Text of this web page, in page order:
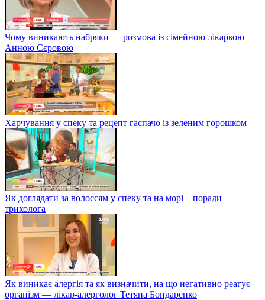
Чому виникають набряки — розмова із сімейною лікаркою
Анною Сєровою
Харчування у спеку та рецепт гаспачо із зеленим горошком
Як доглядати за волоссям у спеку та на морі – поради
трихолога
Як виникає алергія та як визначити, на що негативно реагує
організм — лікар-алерголог Тетяна Бондаренко